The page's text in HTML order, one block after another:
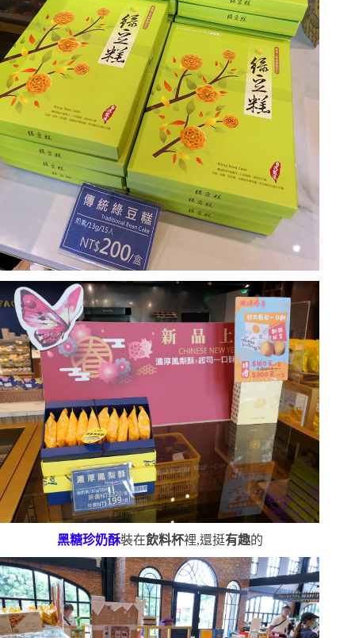
黑糖珍奶酥裝在飲料杯裡,還挺有趣的